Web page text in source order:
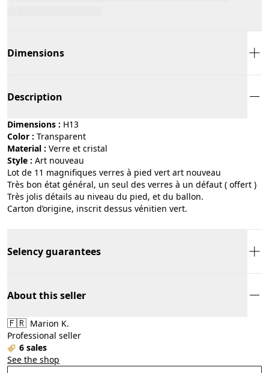
Dimensions
Description
Dimensions : H13
Color :
transparent
Material :
verre et cristal
Style :
art nouveau
Lot de 11 magnifiques verres à pied vert art nouveau
Très bon état général, un seul des verres à un défaut ( offert )
Très jolis détails au niveau du pied, et du ballon.
Carton d’origine, inscrit dessus vénitien vert.
Selency guarantees
About this seller
🇫🇷 Marion K.
Professional seller
6 sales
See the shop